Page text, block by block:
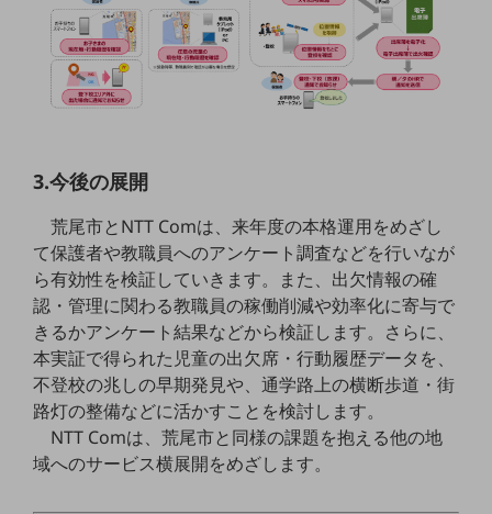
業種・業態で探す
業種・業態で探すTOP
一次産業
モビリティ
製造・建設業
小売業
キーワードで探す
モバイルTOP
法人向けスマホ・携帯に関する、
おすすめの機種、料金やサービスをご紹介
3.今後の展開
荒尾市とNTT Comは、来年度の本格運用をめざし
て保護者や教職員へのアンケート調査などを行いなが
ら有効性を検証していきます。また、出欠情報の確
認・管理に関わる教職員の稼働削減や効率化に寄与で
きるかアンケート結果などから検証します。さらに、
本実証で得られた児童の出欠席・行動履歴データを、
不登校の兆しの早期発見や、通学路上の横断歩道・街
路灯の整備などに活かすことを検討します。
NTT Comは、荒尾市と同様の課題を抱える他の地
域へのサービス横展開をめざします。